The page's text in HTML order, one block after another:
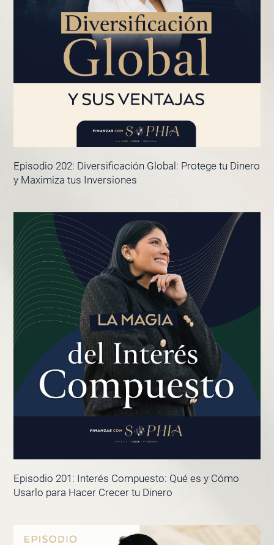
Episodio 202: Diversificación Global: Protege tu Dinero
y Maximiza tus Inversiones
Episodio 201: Interés Compuesto: Qué es y Cómo
Usarlo para Hacer Crecer tu Dinero